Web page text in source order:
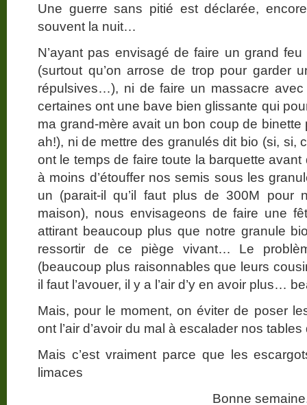
Une guerre sans pitié est déclarée,
souvent la nuit…
N’ayant pas envisagé de faire un grand
(surtout qu’on arrose de trop pour garder
répulsives…), ni de faire un massacre
certaines ont une bave bien glissante qui
ma grand-mère avait un bon coup de
ah!), ni de mettre des granulés dit bio (si, si,
ont le temps de faire toute la barquette
à moins d’étouffer nos semis sous les
un (parait-il qu’il faut plus de 300M pour
maison), nous envisageons de faire une
attirant beaucoup plus que notre granule
ressortir de ce piège vivant… Le
(beaucoup plus raisonnables que leurs
il faut l’avouer, il y a l’air d’y en avoir plus…
Mais, pour le moment, on éviter de poser
ont l’air d’avoir du mal à escalader nos
Mais c’est vraiment parce que les
limaces
Bonne